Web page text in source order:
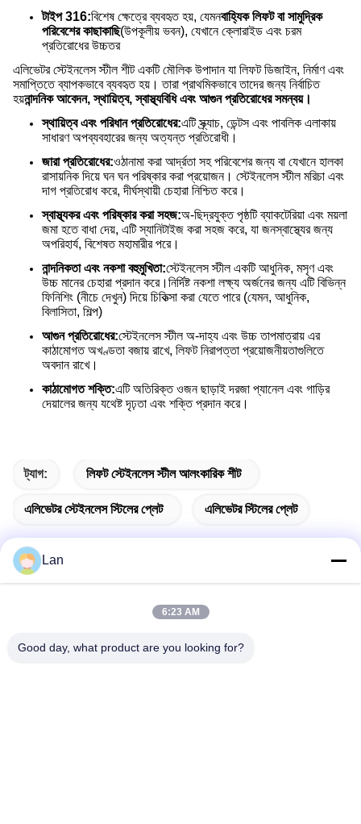
টাইপ 316:বিশেষ ক্ষেত্রে ব্যবহৃত হয়, যেমনবাহ্যিক লিফট বা সামুদ্রিক
পরিবেশের কাছাকাছি(উপকূলীয় ভবন), যেখানে ক্লোরাইড এবং চরম
প্রতিরোধের উচ্চতর
এলিভেটর স্টেইনলেস স্টীল শীট একটি মৌলিক উপাদান যা লিফট ডিজাইন, নির্মাণ এবং
সমাপ্তিতে ব্যাপকভাবে ব্যবহৃত হয়। তারা প্রাথমিকভাবে তাদের জন্য নির্বাচিত
হয়নান্দনিক আবেদন, স্থায়িত্ব, স্বাস্থ্যবিধি এবং আগুন প্রতিরোধের সমন্বয়।
স্থায়িত্ব এবং পরিধান প্রতিরোধের:এটি স্ক্র্যাচ, ডেন্টস এবং পাবলিক এলাকায়
সাধারণ অপব্যবহারের জন্য অত্যন্ত প্রতিরোধী।
জারা প্রতিরোধের:ওঠানামা করা আর্দ্রতা সহ পরিবেশের জন্য বা যেখানে হালকা
রাসায়নিক দিয়ে ঘন ঘন পরিষ্কার করা প্রয়োজন। স্টেইনলেস স্টীল মরিচা এবং
দাগ প্রতিরোধ করে, দীর্ঘস্থায়ী চেহারা নিশ্চিত করে।
স্বাস্থ্যকর এবং পরিষ্কার করা সহজ:অ-ছিদ্রযুক্ত পৃষ্ঠটি ব্যাকটেরিয়া এবং ময়লা
জমা হতে বাধা দেয়, এটি স্যানিটাইজ করা সহজ করে, যা জনস্বাস্থ্যের জন্য
অপরিহার্য, বিশেষত মহামারীর পরে।
নান্দনিকতা এবং নকশা বহুমুখিতা:স্টেইনলেস স্টীল একটি আধুনিক, মসৃণ এবং
উচ্চ মানের চেহারা প্রদান করে। নির্দিষ্ট নকশা লক্ষ্য অর্জনের জন্য এটি বিভিন্ন
ফিনিশিং (নীচে দেখুন) দিয়ে চিকিত্সা করা যেতে পারে (যেমন, আধুনিক,
বিলাসিতা, শিল্প)
আগুন প্রতিরোধের:স্টেইনলেস স্টীল অ-দাহ্য এবং উচ্চ তাপমাত্রায় এর
কাঠামোগত অখণ্ডতা বজায় রাখে, লিফট নিরাপত্তা প্রয়োজনীয়তাগুলিতে
অবদান রাখে।
কাঠামোগত শক্তি:এটি অতিরিক্ত ওজন ছাড়াই দরজা প্যানেল এবং গাড়ির
দেয়ালের জন্য যথেষ্ট দৃঢ়তা এবং শক্তি প্রদান করে।
ট্যাগ: লিফট স্টেইনলেস স্টীল আলংকারিক শীট
এলিভেটর স্টেইনলেস স্টিলের প্লেট এলিভেটর স্টিলের প্লেট
ঠিকানা
Lan
6:23 AM
Good day, what product are you looking for?